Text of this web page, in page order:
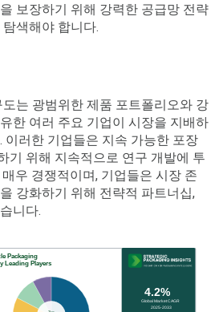
보장하기 위해 강력한 공급망 전략
색해야 합니다.
는 광범위한 제품 포트폴리오와 강
한 여러 주요 기업이 시장을 지배하
이러한 기업들은 지속 가능한 포장
기 위해 지속적으로 연구 개발에 투
우 경쟁적이며, 기업들은 시장 존
강화하기 위해 전략적 파트너십,
니다.